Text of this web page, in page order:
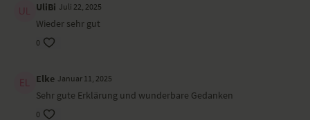
UliBi Juli 22, 2025
Wieder sehr gut
0
Elke Januar 11, 2025
Sehr gute Erklärung und wunderbare Gedanken
0